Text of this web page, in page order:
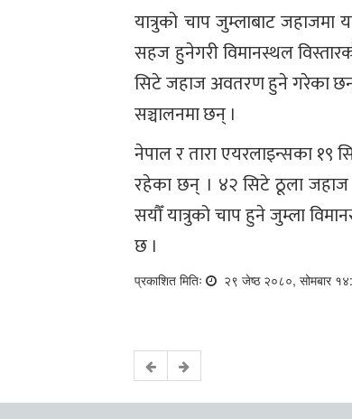
यात्रुको चाप जुम्लाबाट जहाजमा
सहज हुनेगरी विमानस्थल
सिटे जहाज अवतरण हुने गरेका छन्
सञ्चालनमा छन् ।
नेपाल र तारा एयरलाइन्सका १९
रहेका छन् । ४२ सिटे ठूला जहाज
सयौँ यात्रुको चाप हुने जुम्ला
छ ।
प्रकाशित मितिः २९ जेष्ठ २०८०, सोमबार